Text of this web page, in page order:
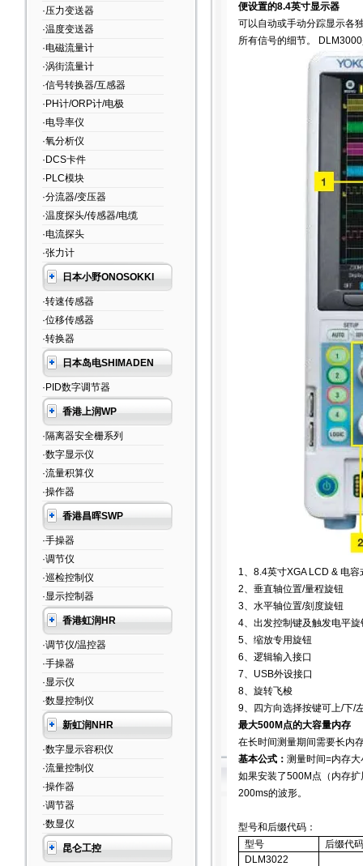
·压力变送器
·温度变送器
·电磁流量计
·涡街流量计
·信号转换器/互感器
·PH计/ORP计/电极
·电导率仪
·氧分析仪
·DCS卡件
·PLC模块
·分流器/变压器
·温度探头/传感器/电缆
·电流探头
·张力计
日本小野ONOSOKKI
·转速传感器
·位移传感器
·转换器
日本岛电SHIMADEN
·PID数字调节器
香港上润WP
·隔离器安全栅系列
·数字显示仪
·流量积算仪
·操作器
香港昌晖SWP
·手操器
·调节仪
·巡检控制仪
·显示控制器
香港虹润HR
·调节仪/温控器
·手操器
·显示仪
·数显控制仪
新虹润NHR
·数字显示容积仪
·流量控制仪
·操作器
·调节器
·数显仪
昆仑工控
便设置的8.4英寸显示器
可以自动或手动分踪显示各
所有信号的细节。
DLM3000
1、 8.4英寸XGA LCD & 电容
2、垂直轴位置/量程旋钮
3、水平轴位置/刻度旋钮
4、出发控制键及触发电平旋
5、缩放专用旋钮
6、逻辑输入接口
7、 USB外设接口
8、旋转飞梭
9、四方向选择按键可上/下/
最大500M 点的大容量内存
在长时间测量期间需要长内
基本公式： 测量时间=内存大
如果安装了500M 点（内存
200ms的波形。
型号和后缀代码：
型号
后缀代码
DLM3022